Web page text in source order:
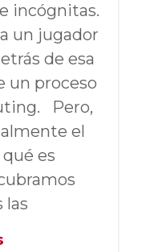
incógnitas.
un jugador
de esa
un proceso
Pero,
el
es
las